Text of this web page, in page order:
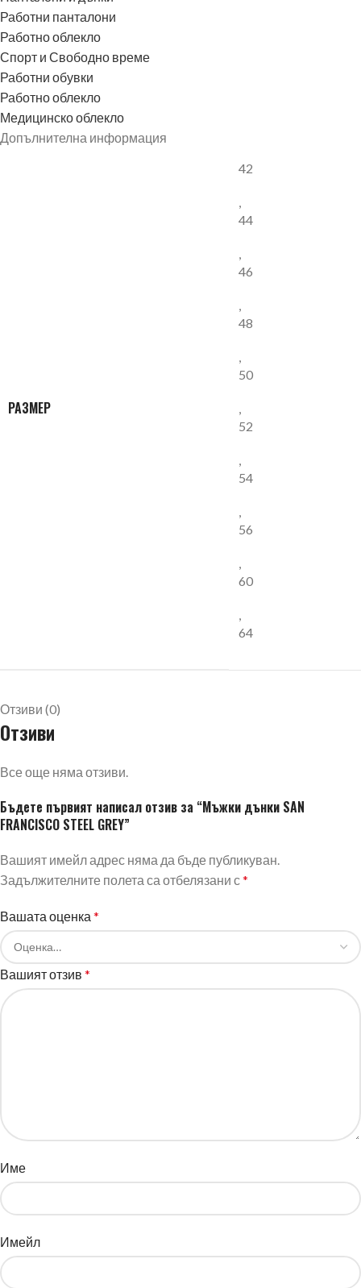
Работни панталони
Работно облекло
Спорт и Свободно време
Работни обувки
Работно облекло
Медицинско облекло
Допълнителна информация
РАЗМЕР
42
,
44
,
46
,
48
,
50
,
52
,
54
,
56
,
60
,
64
Отзиви (0)
Отзиви
Все още няма отзиви.
Бъдете първият написал отзив за “Мъжки дънки SAN
FRANCISCO STEEL GREY”
Вашият имейл адрес няма да бъде публикуван.
Задължителните полета са отбелязани с*
Вашата оценка *
Вашият отзив *
Име
Имейл